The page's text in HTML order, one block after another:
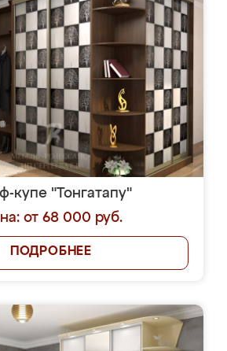
купе "Тонгатапу"
от 68 000 руб.
ПОДРОБНЕЕ